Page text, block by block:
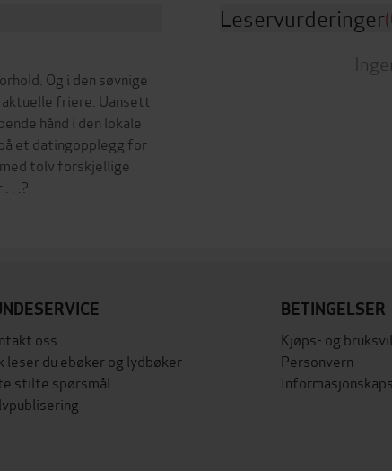
Og i den søvnige
friere. Uansett
hånd i den lokale
et datingopplegg for
tolv forskjellige
. .?
Leservurderinger
oss
leser du ebøker og lydbøker
stilte spørsmål
BETINGELSER
Kjøps- og
Personvern